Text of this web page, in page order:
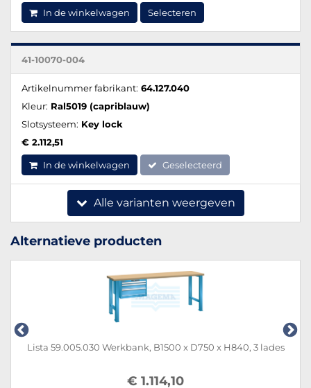
In de winkelwagen Selecteren
41-10070-004
Artikelnummer fabrikant: 64.127.040
Kleur: Ral5019 (capriblauw)
Slotsysteem: Key lock
€ 2.112,51
In de winkelwagen Geselecteerd
Alle varianten weergeven
Alternatieve producten
Lista 59.005.030 Werkbank, B1500 x D750 x H840, 3 lades
€ 1.114,10